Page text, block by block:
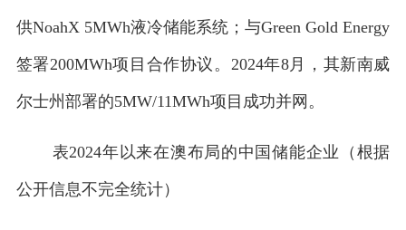
供NoahX 5MWh液冷储能系统；与Green Gold Energy
签署200MWh项目合作协议。2024年8月，其新南威
尔士州部署的5MW/11MWh项目成功并网。
表2024年以来在澳布局的中国储能企业（根据
公开信息不完全统计）